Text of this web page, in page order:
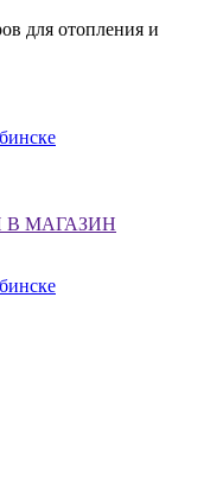
для отопления и
В МАГАЗИН